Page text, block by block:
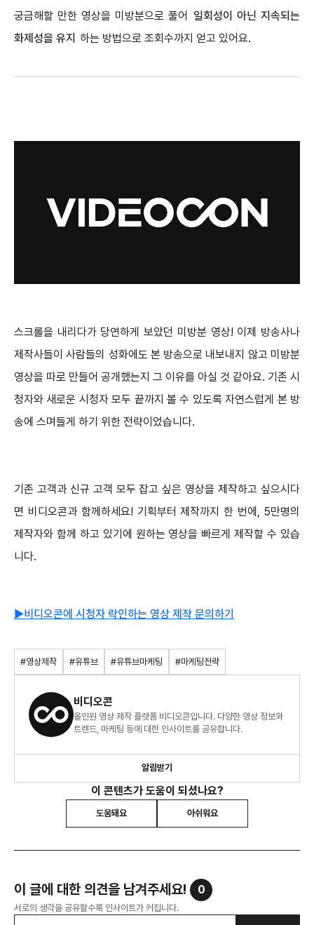
궁금해할 만한 영상을 미방분으로 풀어 일회성이 아닌 지속되는
화제성을 유지 하는 방법으로 조회수까지 얻고 있어요.
스크롤을 내리다가 당연하게 보았던 미방분 영상! 이제 방송사나
제작사들이 사람들의 성화에도 본 방송으로 내보내지 않고 미방분
영상을 따로 만들어 공개했는지 그 이유를 아실 것 같아요. 기존 시
청자와 새로운 시청자 모두 끝까지 볼 수 있도록 자연스럽게 본 방
송에 스며들게 하기 위한 전략이었습니다.
기존 고객과 신규 고객 모두 잡고 싶은 영상을 제작하고 싶으시다
면 비디오콘과 함께하세요! 기획부터 제작까지 한 번에, 5만명의
제작자와 함께 하고 있기에 원하는 영상을 빠르게 제작할 수 있습
니다.
▶︎비디오콘에 시청자 락인하는 영상 제작 문의하기
#영상제작 #유튜브 #유튜브마케팅 #마케팅전략
비디오콘
올인원 영상 제작 플랫폼 비디오콘입니다. 다양한 영상 정보와
트렌드, 마케팅 등에 대한 인사이트를 공유합니다.
알림받기
이 콘텐츠가 도움이 되셨나요?
도움돼요 아쉬워요
이 글에 대한 의견을 남겨주세요! 0
서로의 생각을 공유할수록 인사이트가 커집니다.